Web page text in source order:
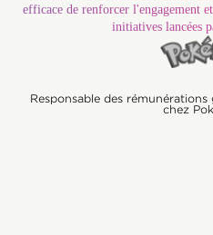
efficace de renforcer l'engagement
initiatives lancées
Responsable des
chez